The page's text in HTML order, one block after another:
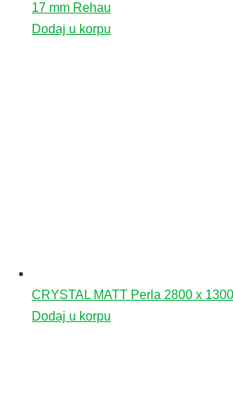
17 mm Rehau
Dodaj u korpu
CRYSTAL MATT Perla 2800 x
Dodaj u korpu